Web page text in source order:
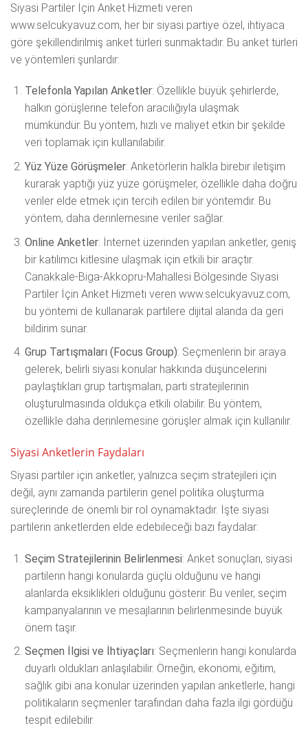
Siyasi Partiler İçin Anket Hizmeti veren
www.selcukyavuz.com, her bir siyasi partiye özel, ihtiyaca
göre şekillendirilmiş anket türleri sunmaktadır. Bu anket türleri
ve yöntemleri şunlardır:
Telefonla Yapılan Anketler: Özellikle büyük şehirlerde,
halkın görüşlerine telefon aracılığıyla ulaşmak
mümkündür. Bu yöntem, hızlı ve maliyet etkin bir şekilde
veri toplamak için kullanılabilir.
Yüz Yüze Görüşmeler: Anketörlerin halkla birebir iletişim
kurarak yaptığı yüz yüze görüşmeler, özellikle daha doğru
veriler elde etmek için tercih edilen bir yöntemdir. Bu
yöntem, daha derinlemesine veriler sağlar.
Online Anketler: İnternet üzerinden yapılan anketler, geniş
bir katılımcı kitlesine ulaşmak için etkili bir araçtır.
Canakkale-Biga-Akkopru-Mahallesi Bölgesinde Siyasi
Partiler İçin Anket Hizmeti veren www.selcukyavuz.com,
bu yöntemi de kullanarak partilere dijital alanda da geri
bildirim sunar.
Grup Tartışmaları (Focus Group): Seçmenlerin bir araya
gelerek, belirli siyasi konular hakkında düşüncelerini
paylaştıkları grup tartışmaları, parti stratejilerinin
oluşturulmasında oldukça etkili olabilir. Bu yöntem,
özellikle daha derinlemesine görüşler almak için kullanılır.
Siyasi Anketlerin Faydaları
Siyasi partiler için anketler, yalnızca seçim stratejileri için
değil, aynı zamanda partilerin genel politika oluşturma
süreçlerinde de önemli bir rol oynamaktadır. İşte siyasi
partilerin anketlerden elde edebileceği bazı faydalar:
Seçim Stratejilerinin Belirlenmesi: Anket sonuçları, siyasi
partilerin hangi konularda güçlü olduğunu ve hangi
alanlarda eksiklikleri olduğunu gösterir. Bu veriler, seçim
kampanyalarının ve mesajlarının belirlenmesinde büyük
önem taşır.
Seçmen İlgisi ve İhtiyaçları: Seçmenlerin hangi konularda
duyarlı oldukları anlaşılabilir. Örneğin, ekonomi, eğitim,
sağlık gibi ana konular üzerinden yapılan anketlerle, hangi
politikaların seçmenler tarafından daha fazla ilgi gördüğü
tespit edilebilir.